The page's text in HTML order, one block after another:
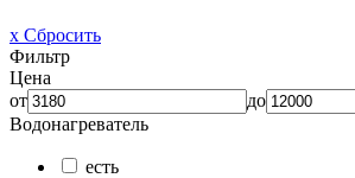
x Сбросить
Фильтр
Цена
от
до
Водонагреватель
есть